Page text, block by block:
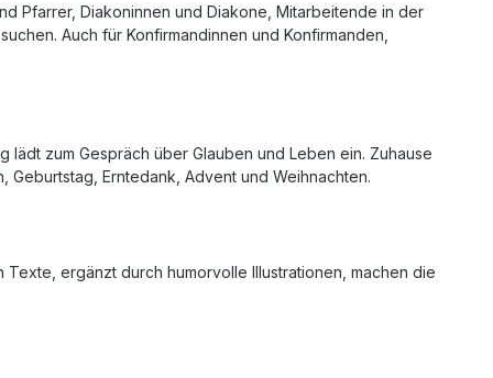
Pfarrer, Diakoninnen und Diakone, Mitarbeitende in der
Auch für Konfirmandinnen und Konfirmanden,
zum Gespräch über Glauben und Leben ein. Zuhause
Geburtstag, Erntedank, Advent und Weihnachten.
ergänzt durch humorvolle Illustrationen, machen die